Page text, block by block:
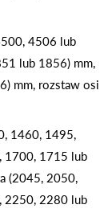
4506 lub
lub 1856) mm,
mm, rozstaw osi
1460, 1495,
1700, 1715 lub
(2045, 2050,
2250, 2280 lub